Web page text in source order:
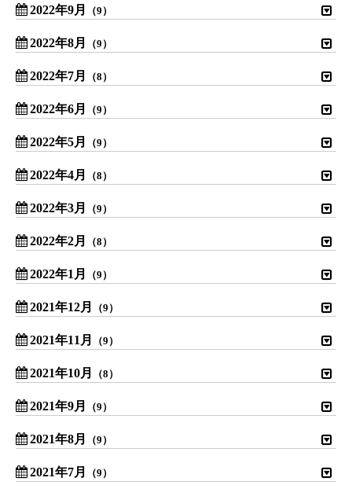
2022年9月 （9）
2022年8月 （9）
2022年7月 （8）
2022年6月 （9）
2022年5月 （9）
2022年4月 （8）
2022年3月 （9）
2022年2月 （8）
2022年1月 （9）
2021年12月 （9）
2021年11月 （9）
2021年10月 （8）
2021年9月 （9）
2021年8月 （9）
2021年7月 （9）